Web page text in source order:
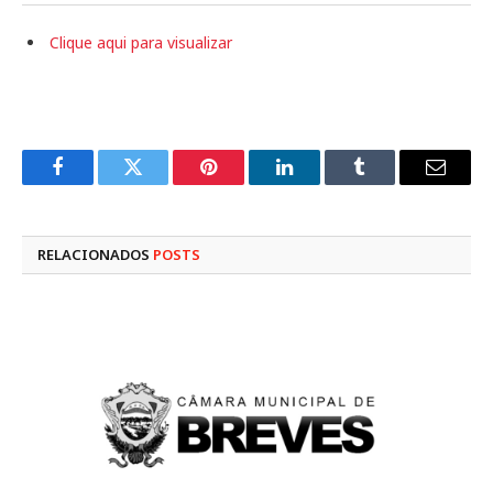
Clique aqui para visualizar
FacebookTwitter Pinterest LinkedInTumblr
E-
RELACIONADOS POSTS